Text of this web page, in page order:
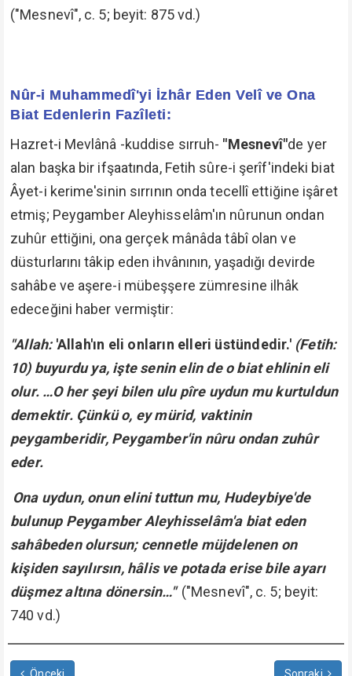
("Mesnevî", c. 5; beyit: 875 vd.)
Nûr-i Muhammedî'yi İzhâr Eden Velî ve Ona
Biat Edenlerin Fazîleti:
Hazret-i Mevlânâ -kuddise sırruh- "Mesnevî"de yer
alan başka bir ifşaatında, Fetih sûre-i şerîf'indeki biat
Âyet-i kerime'sinin sırrının onda tecellî ettiğine işâret
etmiş; Peygamber Aleyhisselâm'ın nûrunun ondan
zuhûr ettiğini, ona gerçek mânâda tâbî olan ve
düsturlarını tâkip eden ihvânının, yaşadığı devirde
sahâbe ve aşere-i mübeşşere zümresine ilhâk
edeceğini haber vermiştir:
"Allah: 'Allah'ın eli onların elleri üstündedir.' (Fetih:
10) buyurdu ya, işte senin elin de o biat ehlinin eli
olur. …O her şeyi bilen ulu pîre uydun mu kurtuldun
demektir. Çünkü o, ey mürid, vaktinin
peygamberidir, Peygamber'in nûru ondan zuhûr
eder.
Ona uydun, onun elini tuttun mu, Hudeybiye'de
bulunup Peygamber Aleyhisselâm'a biat eden
sahâbeden olursun; cennetle müjdelenen on
kişiden sayılırsın, hâlis ve potada erise bile ayarı
düşmez altına dönersin…"("Mesnevî", c. 5; beyit:
740 vd.)